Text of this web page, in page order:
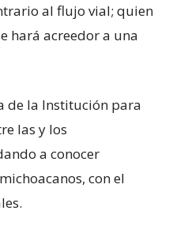
al flujo vial; quien
hará acreedor a una
de la Institución para
las y los
a conocer
con el